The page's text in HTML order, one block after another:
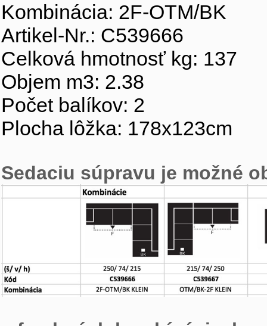
Kombinácia: 2F-OTM/BK
Artikel-Nr.: C539666
Celková hmotnosť kg: 137
Objem m3: 2.38
Počet balíkov: 2
Plocha lôžka: 178x123cm
Sedaciu súpravu je možné